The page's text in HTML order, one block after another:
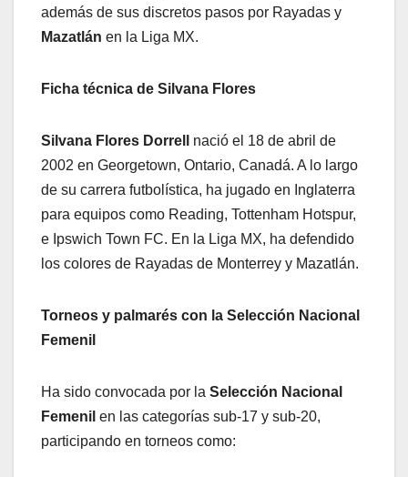
además de sus discretos pasos por Rayadas y
Mazatlán en la Liga MX.
Ficha técnica de Silvana Flores
Silvana Flores Dorrell
nació el 18 de abril de
2002 en Georgetown, Ontario, Canadá. A lo largo
de su carrera futbolística, ha jugado en Inglaterra
para equipos como Reading, Tottenham Hotspur,
e Ipswich Town FC. En la Liga MX, ha defendido
los colores de Rayadas de Monterrey y Mazatlán.
Torneos y palmarés con la Selección Nacional
Femenil
Ha sido convocada por la Selección Nacional
Femenil en las categorías sub-17 y sub-20,
participando en torneos como: